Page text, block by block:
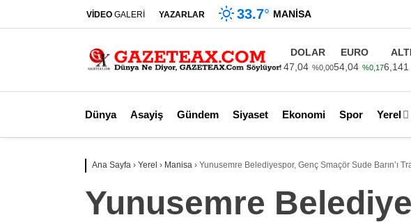
VİDEO GALERİ YAZARLAR 33.7° MANISA
DOLAR
47,04 %0,00
EURO
54,04 %0,176,141
Dünya Asayiş Gündem Siyaset Ekonomi Spor Yerel
Ana Sayfa › Yerel › Manisa › Yunusemre Belediyespor, Genç Smaçör Sude Barın’ı
Yunusemre